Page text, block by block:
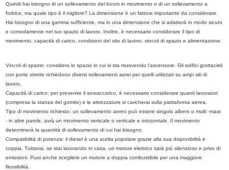
Quindi hai bisogno di un sollevamento del boom in movimento o di un sollevamento a
forbice, ma quale tipo è il migliore? La dimensione è un fattore importante da considerare.
Hai bisogno di una gamma sufficiente, ma in una dimensione che si adatterà in modo sicuro
e comodamente nel tuo spazio di lavoro. Inoltre, è necessario considerare il tipo di
movimento, capacità di carico, condizioni del sito di lavoro, vincoli di spazio e alimentazione.
Vincoli di spazio: considera lo spazio in cui si sta muovendo l'ascensore. Gli edifici grattacieli
con porte strette richiedono diversi sollevamenti aerei per quelli utilizzati su ampi siti di
lavoro.
Capacità di carico: per prevenire il sovraccarico, è necessario considerare quanti lavoratori
(compresa la stanza del gomito) e le attrezzature si caricherai sulla piattaforma aerea.
Tipo di movimento richiesto: un sollevamento aereo può essere singolo albero o multi -mast
- in altre parole, avrà un movimento verticale o verticale e orizzontale. Il movimento
determinerà la quantità di sollevamento di cui hai bisogno.
Compatibilità di potenza: il diesel è una scelta popolare grazie alla sua disponibilità e
coppia. Tuttavia, se stai lavorando in casa, un motore elettrico sarà più silenzioso e privo di
emissioni. Puoi anche scegliere un motore a doppia combustibile per una maggiore
flessibilità.